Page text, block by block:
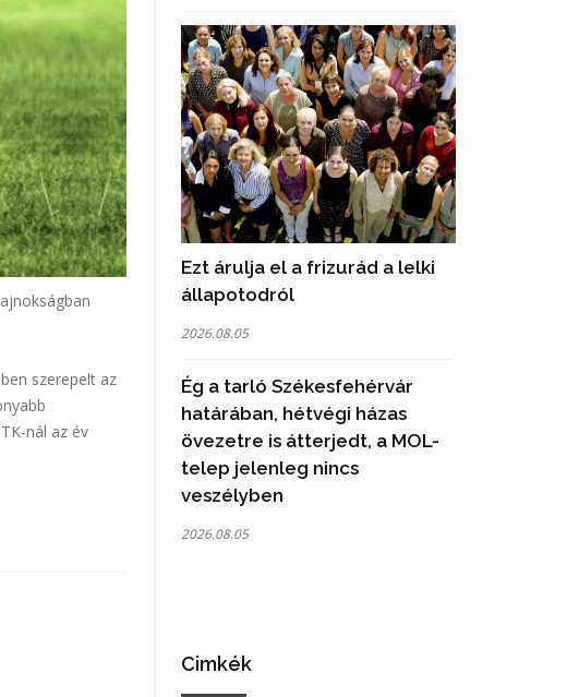
szerepelt az
nál az év
Ezt árulja el a frizurád a lelki
állapotodról
2026.08.05
Ég a tarló Székesfehérvár
határában, hétvégi házas
övezetre is átterjedt, a MOL-
telep jelenleg nincs
veszélyben
2026.08.05
Cimkék